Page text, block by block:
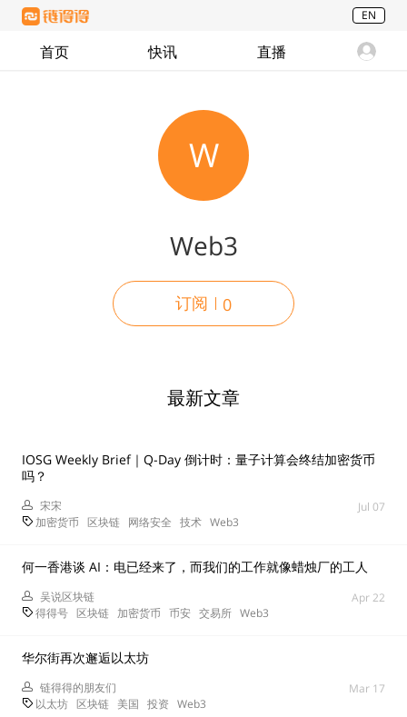
EN
首页 快讯 直播
W
Web3
订阅 0
最新文章
IOSG Weekly Brief｜Q-Day 倒计时：量子计算会终结加密货币
吗？
宋宋
Jul 07
加密货币 区块链 网络安全 技术 Web3
何一香港谈 AI：电已经来了，而我们的工作就像蜡烛厂的工人
吴说区块链
Apr 22
得得号 区块链 加密货币 币安 交易所 Web3
华尔街再次邂逅以太坊
链得得的朋友们
Mar 17
以太坊 区块链 美国 投资 Web3